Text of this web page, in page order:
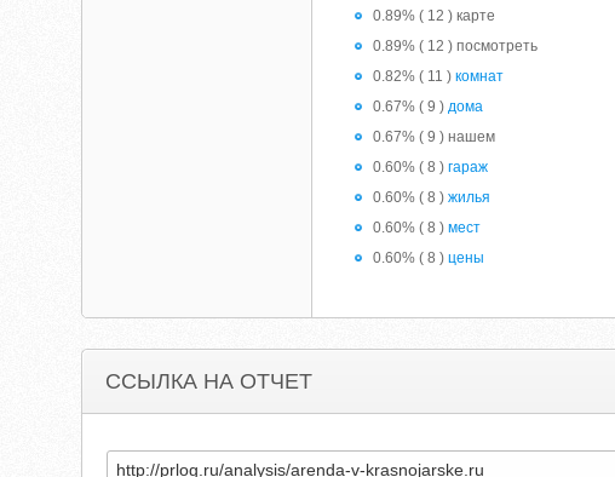
0.89% ( 12 ) карте
0.89% ( 12 ) посмотреть
0.82% ( 11 )комнат
0.67% ( 9 )дома
0.67% ( 9 ) нашем
0.60% ( 8 )гараж
0.60% ( 8 )жилья
0.60% ( 8 )мест
0.60% ( 8 )цены
ССЫЛКА НА ОТЧЕТ